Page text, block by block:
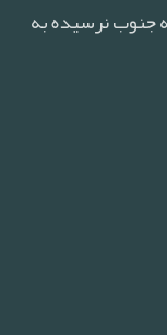
جنوب نرسیده به